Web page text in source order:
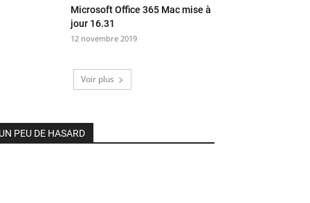
Microsoft Office 365 Mac mise à
jour 16.31
12 novembre 2019
Voir plus
PEU DE HASARD